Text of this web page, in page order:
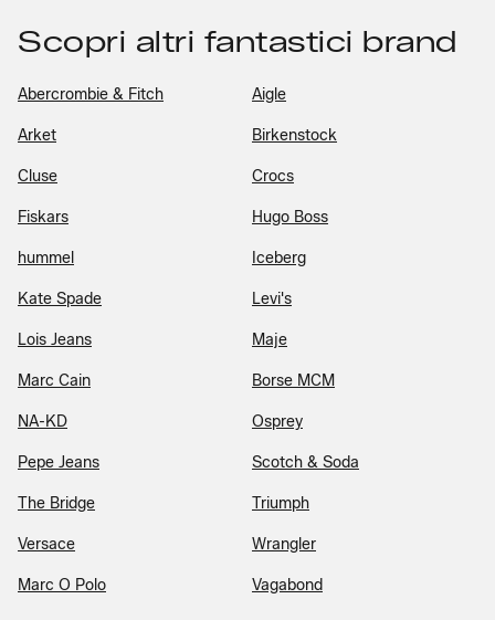
Scopri altri fantastici brand
Abercrombie & Fitch Aigle
Arket Birkenstock
Cluse Crocs
Fiskars Hugo Boss
hummel Iceberg
Kate Spade Levi's
Lois Jeans Maje
Marc Cain Borse MCM
NA-KD Osprey
Pepe Jeans Scotch & Soda
The Bridge Triumph
Versace Wrangler
Marc O Polo Vagabond